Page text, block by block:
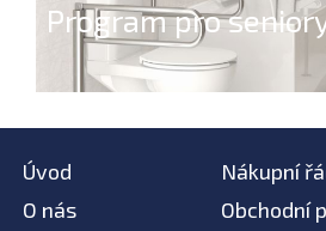
Program pro
Úvod
O nás
Nákupní
Obchodní